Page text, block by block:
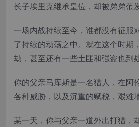
长子埃里克继承皇位，却被弟弟范
一场内战持续至今，谁都没有征服
了持续的动荡之中。就在这个时期
劫，甚至还有一些土匪和强盗也
你的父亲马库斯是一名猎人，在阿
各种威胁，以及沉重的赋税，艰
某一天，你与父亲一道外出打猎，